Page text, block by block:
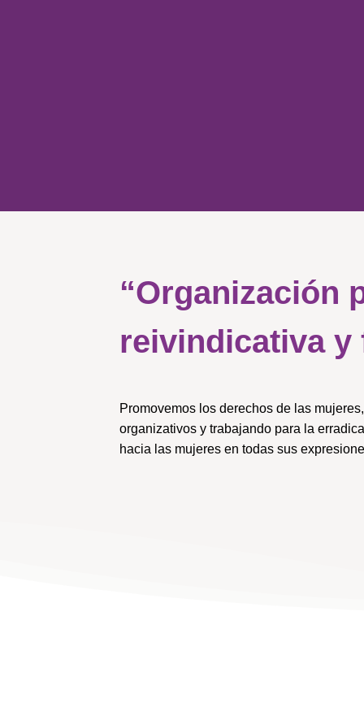
“Organización
reivindicativa y
Promovemos los derechos de las
organizativos y trabajando para la
hacia las mujeres en todas sus